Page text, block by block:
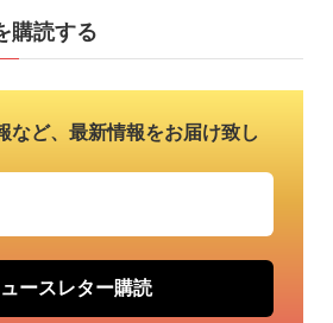
購読する
など、最新情報をお届け致し